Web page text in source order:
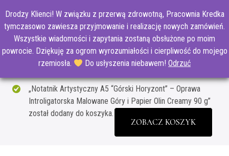
„Notatnik Artystyczny A5 “Górski Horyzont” – Oprawa
Introligatorska Malowane Góry i Papier Olin Creamy 90 g”
został dodany do koszyka.
ZOBACZ KOSZYK
Drodzy Klienci! W związku z przerwą zdrowotną, Pracownia Kredka
tymczasowo zawiesza przyjmowanie i realizację nowych zamówień.
Wszystkie wiadomości i zapytania zostaną obsłużone po moim
powrocie. Dziękuję za ogrom wyrozumiałości i cierpliwość do mojego
rzemiosła.
Do usłyszenia niebawem!Odrzuć